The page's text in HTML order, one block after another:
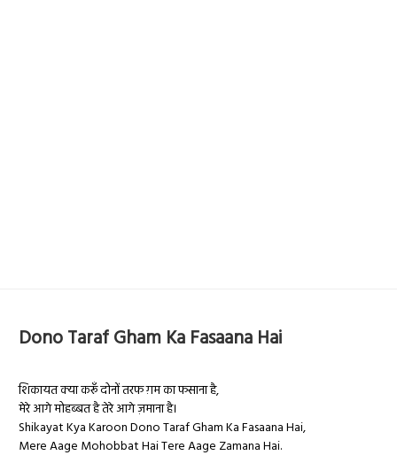
Dono Taraf Gham Ka Fasaana Hai
शिकायत क्या करूँ दोनों तरफ ग़म का फसाना है,
मेरे आगे मोहब्बत है तेरे आगे ज़माना है।
Shikayat Kya Karoon Dono Taraf Gham Ka Fasaana Hai,
Mere Aage Mohobbat Hai Tere Aage Zamana Hai.